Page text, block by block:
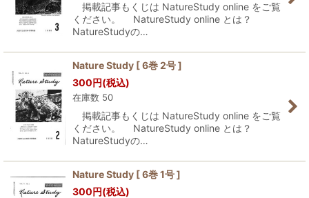
掲載記事もくじは NatureStudy online をご覧
ください。 NatureStudy online とは？
NatureStudyの…
Nature Study [ 6巻 2号 ]
300円(税込)
在庫数 50
掲載記事もくじは NatureStudy online をご覧
ください。 NatureStudy online とは？
NatureStudyの…
Nature Study [ 6巻 1号 ]
300円(税込)